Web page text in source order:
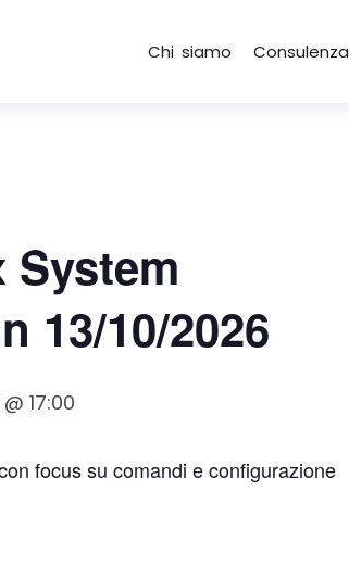
Chi siamo Consulenza
System
13/10/2026
17:00
focus su comandi e configurazione